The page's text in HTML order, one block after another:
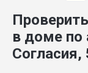
в доме по
Согласия,